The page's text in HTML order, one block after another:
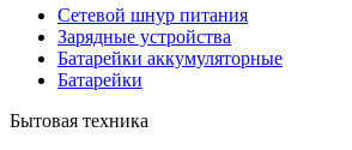
Сетевой шнур питания
Зарядные устройства
Батарейки аккумуляторные
Батарейки
Бытовая техника